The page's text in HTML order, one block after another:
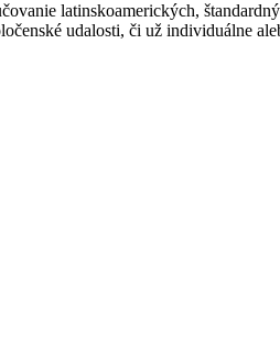
latinskoamerických,
udalosti, či už individuálne